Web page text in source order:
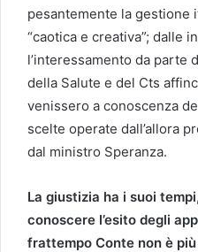
pesantemente la gestione
“caotica e creativa”; dalle
l’interessamento da parte
della Salute e del Cts
venissero a conoscenza
scelte operate dall’allora
dal ministro Speranza.
La giustizia ha i suoi
conoscere l’esito degli
frattempo Conte non è